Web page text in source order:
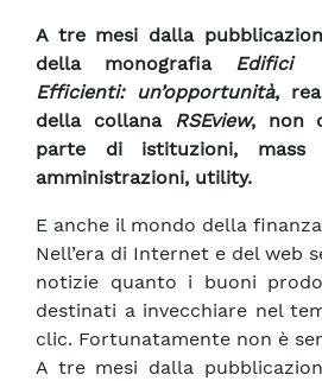
A tre mesi dalla
della monografia Edifici
Efficienti: un’opportunità,
della collanaRSEview, non
parte di istituzioni, mass
amministrazioni, utility.
E anche il mondo della
Nell’era di Internet e del web
notizie quanto i buoni
destinati a invecchiare nel
clic. Fortunatamente non è
A tre mesi dalla